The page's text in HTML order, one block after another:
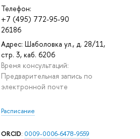
Телефон:
+7 (495) 772-95-90
26186
Адрес: Шаболовка ул., д. 28/11,
стр. 3, каб. 6206
Время консультаций:
Предварительная запись по
электронной почте
Расписание
ORCID: 0009-0006-6478-9559